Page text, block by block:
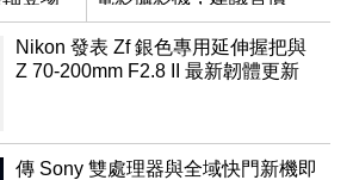
NT$144,980
Nikon 發表 Zf 銀色專用延伸握把與
Z 70-200mm F2.8 II 最新韌體更新
傳 Sony 雙處理器與全域快門新機即